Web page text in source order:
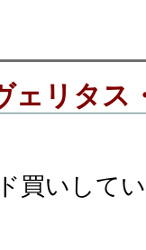
ェリタス
買いして